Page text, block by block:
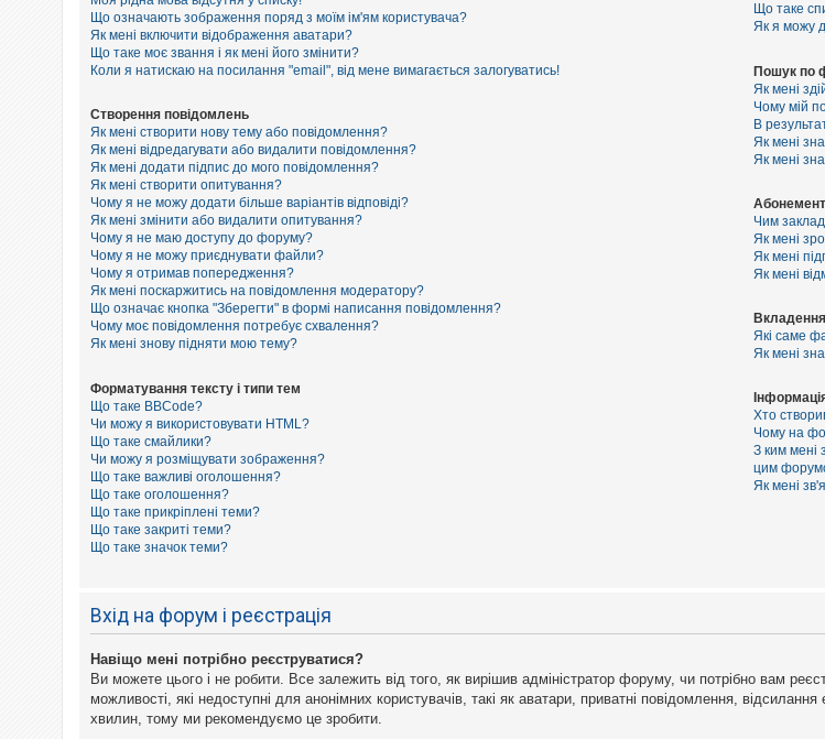
Що означають зображення поряд з моїм ім'ям користувача?
Як мені включити відображення аватари?
Що таке моє звання і як мені його змінити?
Коли я натискаю на посилання "email", від мене вимагається залогуватись!
Створення повідомлень
Як мені створити нову тему або повідомлення?
Як мені відредагувати або видалити повідомлення?
Як мені додати підпис до мого повідомлення?
Як мені створити опитування?
Чому я не можу додати більше варіантів відповіді?
Як мені змінити або видалити опитування?
Чому я не маю доступу до форуму?
Чому я не можу приєднувати файли?
Чому я отримав попередження?
Як мені поскаржитись на повідомлення модератору?
Що означає кнопка "Зберегти" в формі написання повідомлення?
Чому моє повідомлення потребує схвалення?
Як мені знову підняти мою тему?
Форматування тексту і типи тем
Що таке BBCode?
Чи можу я використовувати HTML?
Що таке смайлики?
Чи можу я розміщувати зображення?
Що таке важливі оголошення?
Що таке оголошення?
Що таке прикріплені теми?
Що таке закриті теми?
Що таке значок теми?
Що таке
Як я можу
Пошук по
Як мені
Чому мій
В
Як мені
Як мені
Чим
Як мені
Як мені
Як мені
Вкладення
Які саме
Як мені
Хто
Чому на
З ким мені
цим
Як мені
Вхід на форум і реєстрація
Навіщо мені потрібно реєструватися?
Ви можете цього і не робити. Все залежить від того, як вирішив адміністратор форуму, чи потрібно вам
можливості, які недоступні для анонімних користувачів, такі як аватари, приватні повідомлення,
хвилин, тому ми рекомендуємо це зробити.